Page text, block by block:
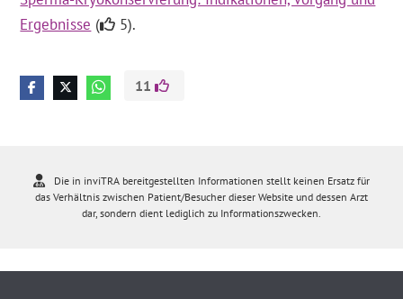
Ergebnisse ( 5).
11
Die in inviTRA bereitgestellten Informationen stellt keinen Ersatz für
das Verhältnis zwischen Patient/Besucher dieser Website und dessen Arzt
dar, sondern dient lediglich zu Informationszwecken.